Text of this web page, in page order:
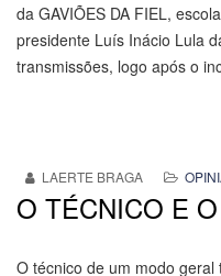
da GAVIÕES DA FIEL,
presidente Luís Inácio Lula
transmissões, logo após o
LAERTE BRAGA
O TÉCNICO E
O técnico de um modo